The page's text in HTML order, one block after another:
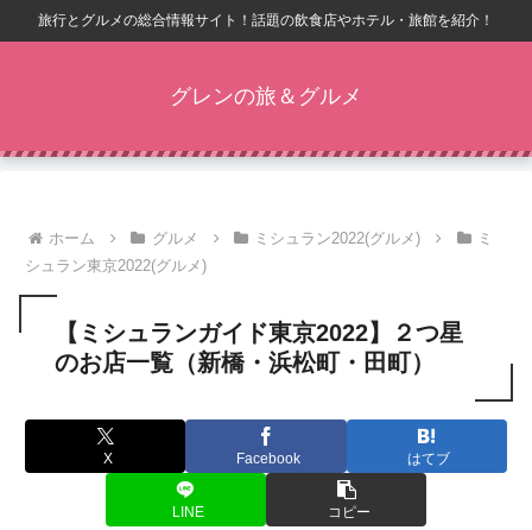
旅行とグルメの総合情報サイト！話題の飲食店やホテル・旅館を紹介！
グレンの旅＆グルメ
ホーム グルメ ミシュラン2022(グルメ)
ミ
シュラン東京2022(グルメ)
【ミシュランガイド東京2022】２つ星
のお店一覧（新橋・浜松町・田町）
X Facebook はてブ
LINE コピー